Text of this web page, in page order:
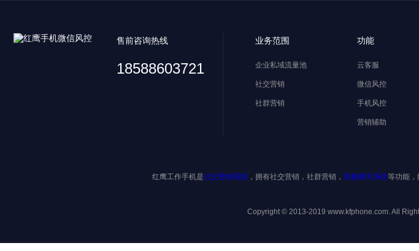
售前咨询热线
18588603721
业务范围
企业私域流量池
社交营销
社群营销
功能
云客服
微信风控
手机风控
营销辅助
红鹰工作手机是社交营销系统 ，拥有社交营销，社群营销， 客服聊天系统等功能，
Copyright © 2013-2019 www.kfphone.com. All